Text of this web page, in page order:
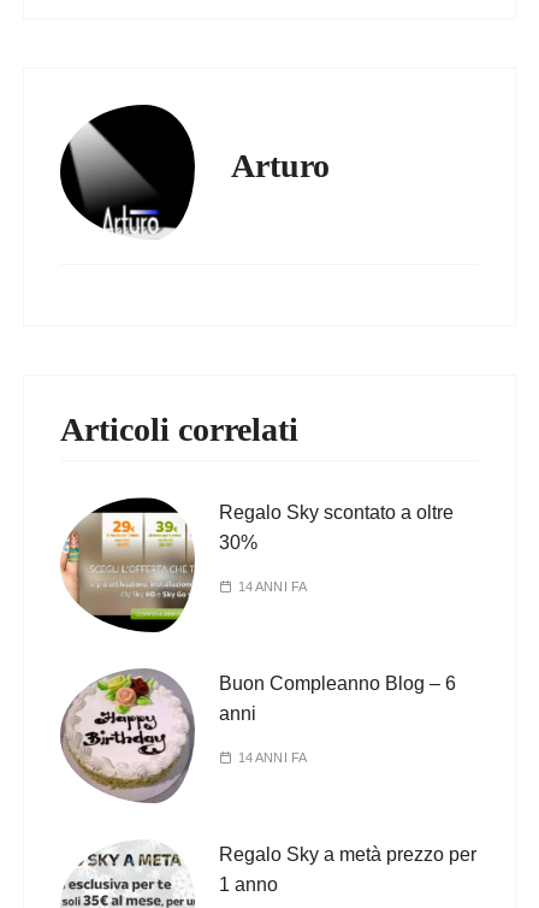
Arturo
Articoli correlati
Regalo Sky scontato a oltre
30%
14 ANNI FA
Buon Compleanno Blog – 6
anni
14 ANNI FA
Regalo Sky a metà prezzo per
1 anno